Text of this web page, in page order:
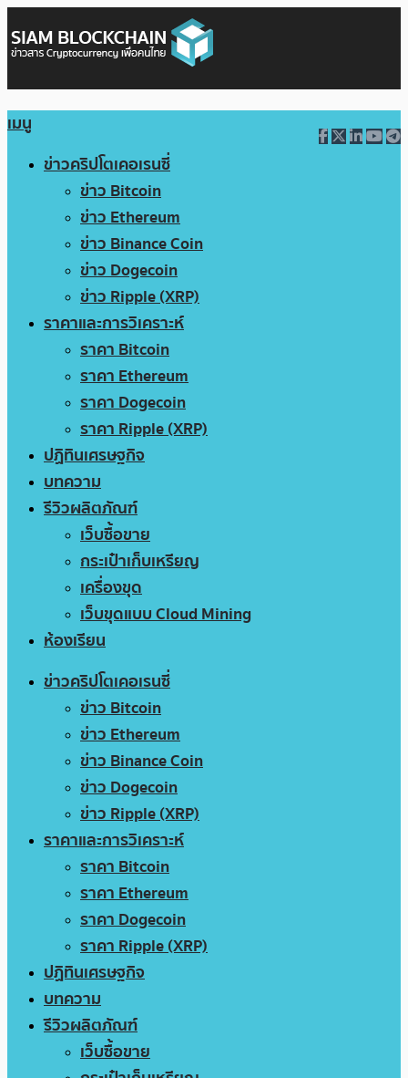
เมนู
ข่าวคริปโตเคอเรนซี่
ข่าว Bitcoin
ข่าว Ethereum
ข่าว Binance Coin
ข่าว Dogecoin
ข่าว Ripple (XRP)
ราคาและการวิเคราะห์
ราคา Bitcoin
ราคา Ethereum
ราคา Dogecoin
ราคา Ripple (XRP)
ปฏิทินเศรษฐกิจ
บทความ
รีวิวผลิตภัณฑ์
เว็บซื้อขาย
กระเป๋าเก็บเหรียญ
เครื่องขุด
เว็บขุดแบบ Cloud Mining
ห้องเรียน
ข่าวคริปโตเคอเรนซี่
ข่าว Bitcoin
ข่าว Ethereum
ข่าว Binance Coin
ข่าว Dogecoin
ข่าว Ripple (XRP)
ราคาและการวิเคราะห์
ราคา Bitcoin
ราคา Ethereum
ราคา Dogecoin
ราคา Ripple (XRP)
ปฏิทินเศรษฐกิจ
บทความ
รีวิวผลิตภัณฑ์
เว็บซื้อขาย